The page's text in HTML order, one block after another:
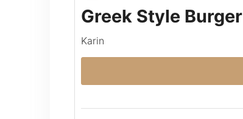
Greek Style Burger
Karin